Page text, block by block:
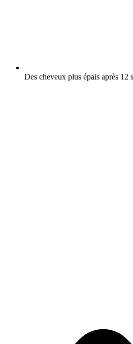
Des cheveux plus épais après 12